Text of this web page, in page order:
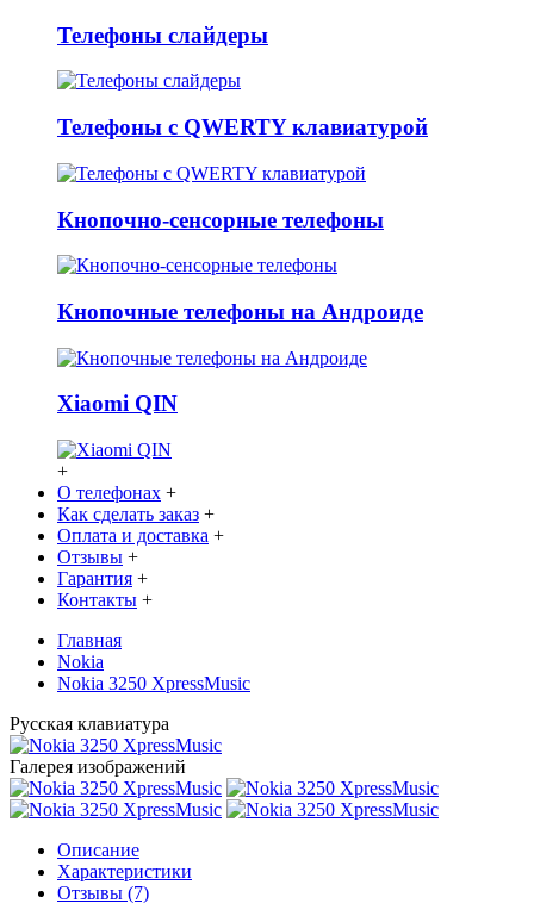
Телефоны слайдеры
Телефоны с QWERTY клавиатурой
Кнопочно-сенсорные телефоны
Кнопочные телефоны на Андроиде
Xiaomi QIN
+
О телефонах +
Как сделать заказ +
Оплата и доставка +
Отзывы +
Гарантия +
Контакты +
Главная
Nokia
Nokia 3250 XpressMusic
Русская клавиатура
Галерея изображений
Описание
Характеристики
Отзывы (7)